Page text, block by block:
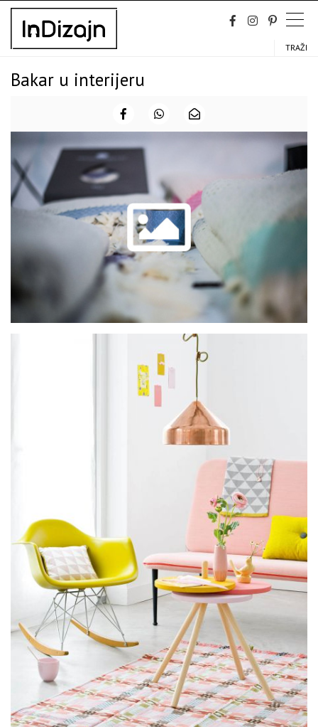
Skip
content
TRAŽI
Bakar u interijeru